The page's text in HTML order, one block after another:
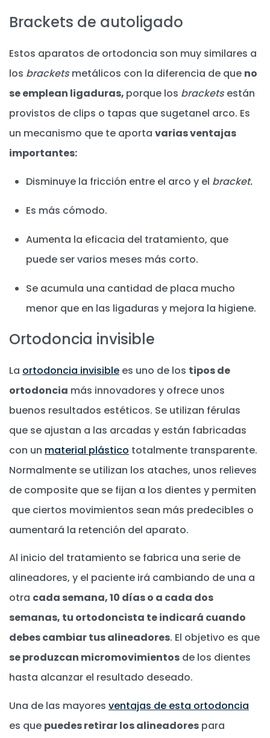
Brackets de autoligado
Estos aparatos de ortodoncia son muy similares a
los bracketsmetálicos con la diferencia de que no
se emplean ligaduras, porque los bracketsestán
provistos de clips o tapas que sugetanel arco. Es
un mecanismo que te aporta varias ventajas
importantes:
Disminuye la fricción entre el arco y el bracket.
Es más cómodo.
Aumenta la eficacia del tratamiento, que
puede ser varios meses más corto.
Se acumula una cantidad de placa mucho
menor que en las ligaduras y mejora la higiene.
Ortodoncia invisible
La ortodoncia invisible es uno de los tipos de
ortodoncia más innovadores y ofrece unos
buenos resultados estéticos. Se utilizan férulas
que se ajustan a las arcadas y están fabricadas
con un material plástico totalmente transparente.
Normalmente se utilizan los ataches, unos relieves
de composite que se fijan a los dientes y permiten
que ciertos movimientos sean más predecibles o
aumentará la retención del aparato.
Al inicio del tratamiento se fabrica una serie de
alineadores, y el paciente irá cambiando de una a
otra cada semana, 10 días o a cada dos
semanas, tu ortodoncista te indicará cuando
debes cambiar tus alineadores. El objetivo es que
se produzcan micromovimientos de los dientes
hasta alcanzar el resultado deseado.
Una de las mayores ventajas de esta ortodoncia
es que puedes retirar los alineadores para